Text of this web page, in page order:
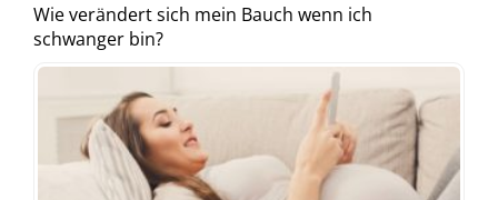
Wie verändert sich mein Bauch wenn ich
schwanger bin?